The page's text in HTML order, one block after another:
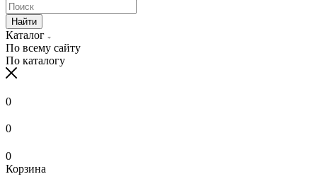
Найти
Каталог
По всему сайту
По каталогу
0
0
0
Корзина